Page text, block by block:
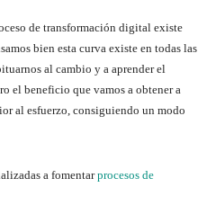
de transformación digital existe
bien esta curva existe en todas las
al cambio y a aprender el
el beneficio que vamos a obtener a
al esfuerzo, consiguiendo un modo
a fomentarprocesos de